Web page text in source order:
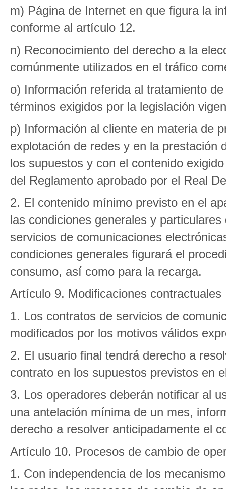
m) Página de Internet en que figura la
conforme al artículo 12.
n) Reconocimiento del derecho a la
comúnmente utilizados en el tráfico
o) Información referida al tratamiento
términos exigidos por la legislación
p) Información al cliente en materia de
explotación de redes y en la prestación
los supuestos y con el contenido
del Reglamento aprobado por el Real
2. El contenido mínimo previsto en el
las condiciones generales y
servicios de comunicaciones
condiciones generales figurará el
consumo, así como para la recarga.
Artículo 9. Modificaciones contractuales
1. Los contratos de servicios de
modificados por los motivos válidos
2. El usuario final tendrá derecho a
contrato en los supuestos previstos en
3. Los operadores deberán notificar al
una antelación mínima de un mes,
derecho a resolver anticipadamente el
Artículo 10. Procesos de cambio de
1. Con independencia de los